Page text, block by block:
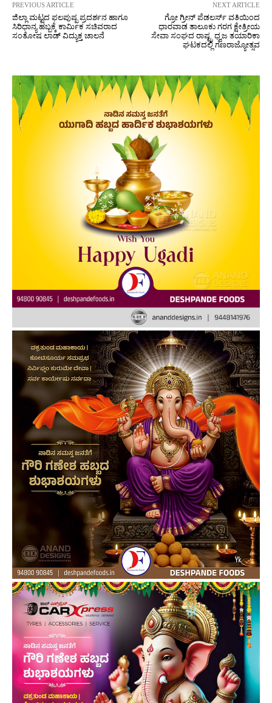
PREVIOUS ARTICLE
ಜಿಲ್ಲಾ ಮಟ್ಟದ ಫಲಪುಷ್ಪ ಪ್ರದರ್ಶನ ಹಾಗೂ
ಸಿರಿಧಾನ್ಯ ಹಬ್ಬಕ್ಕೆ ಕಾರ್ಮಿಕ ಸಚಿವರಾದ
ಸಂತೋಷ ಲಾಡ್ ವಿದ್ಯುಕ್ತ ಚಾಲನೆ
NEXT ARTICLE
ಗ್ರೋ ಗ್ರೀನ್ ಪೆಡಲರ್ಸ್ ವತಿಯಿಂದ
ಧಾರವಾಡ ತಾಲೂಕು ಗರಗ ಕ್ಷೇತ್ರೀಯ
ಸೇವಾ ಸಂಘದ ರಾಷ್ಟ್ರ ಧ್ವಜ ತಯಾರಿಕಾ
ಘಟಕದಲ್ಲಿ ಗಣರಾಜ್ಯೋತ್ಸವ